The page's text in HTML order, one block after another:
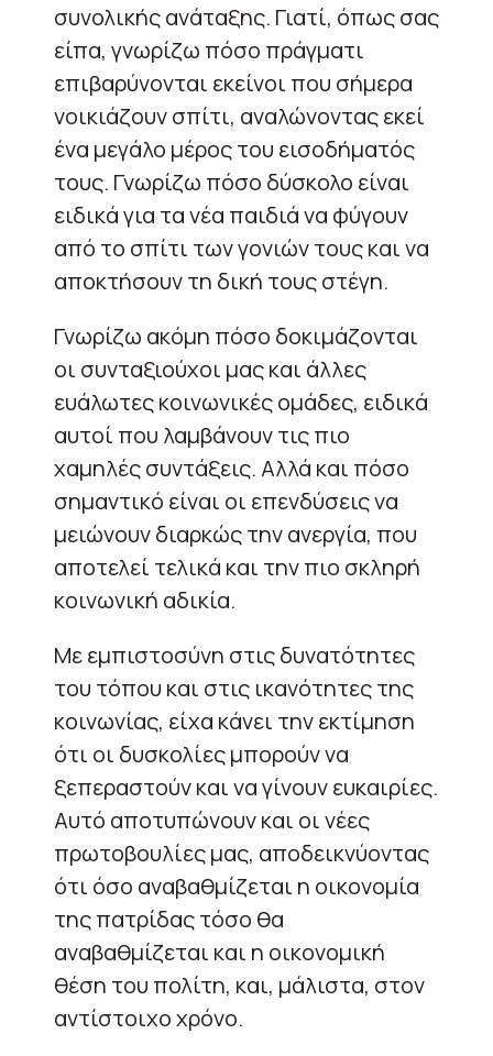
συνολικής ανάταξης. Γιατί, όπως σας
είπα, γνωρίζω πόσο πράγματι
επιβαρύνονται εκείνοι που σήμερα
νοικιάζουν σπίτι, αναλώνοντας εκεί
ένα μεγάλο μέρος του εισοδήματός
τους. Γνωρίζω πόσο δύσκολο είναι
ειδικά για τα νέα παιδιά να φύγουν
από το σπίτι των γονιών τους και να
αποκτήσουν τη δική τους στέγη.
Γνωρίζω ακόμη πόσο δοκιμάζονται
οι συνταξιούχοι μας και άλλες
ευάλωτες κοινωνικές ομάδες, ειδικά
αυτοί που λαμβάνουν τις πιο
χαμηλές συντάξεις. Αλλά και πόσο
σημαντικό είναι οι επενδύσεις να
μειώνουν διαρκώς την ανεργία, που
αποτελεί τελικά και την πιο σκληρή
κοινωνική αδικία.
Με εμπιστοσύνη στις δυνατότητες
του τόπου και στις ικανότητες της
κοινωνίας, είχα κάνει την εκτίμηση
ότι οι δυσκολίες μπορούν να
ξεπεραστούν και να γίνουν ευκαιρίες.
Αυτό αποτυπώνουν και οι νέες
πρωτοβουλίες μας, αποδεικνύοντας
ότι όσο αναβαθμίζεται η οικονομία
της πατρίδας τόσο θα
αναβαθμίζεται και η οικονομική
θέση του πολίτη, και, μάλιστα, στον
αντίστοιχο χρόνο.